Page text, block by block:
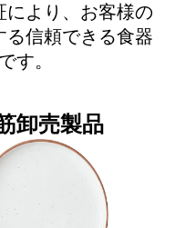
により、お客様の
る信頼できる食器
す。
卸売製品